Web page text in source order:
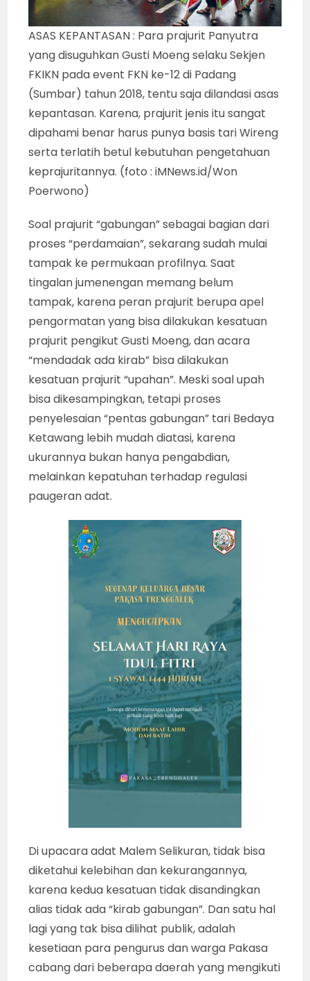
ASAS KEPANTASAN : Para prajurit Panyutra
yang disuguhkan Gusti Moeng selaku Sekjen
FKIKN pada event FKN ke-12 di Padang
(Sumbar) tahun 2018, tentu saja dilandasi asas
kepantasan. Karena, prajurit jenis itu sangat
dipahami benar harus punya basis tari Wireng
serta terlatih betul kebutuhan pengetahuan
keprajuritannya. (foto : iMNews.id/Won
Poerwono)
Soal prajurit “gabungan” sebagai bagian dari
proses “perdamaian”, sekarang sudah mulai
tampak ke permukaan profilnya. Saat
tingalan jumenengan memang belum
tampak, karena peran prajurit berupa apel
pengormatan yang bisa dilakukan kesatuan
prajurit pengikut Gusti Moeng, dan acara
“mendadak ada kirab” bisa dilakukan
kesatuan prajurit “upahan”. Meski soal upah
bisa dikesampingkan, tetapi proses
penyelesaian “pentas gabungan” tari Bedaya
Ketawang lebih mudah diatasi, karena
ukurannya bukan hanya pengabdian,
melainkan kepatuhan terhadap regulasi
paugeran adat.
Di upacara adat Malem Selikuran, tidak bisa
diketahui kelebihan dan kekurangannya,
karena kedua kesatuan tidak disandingkan
alias tidak ada “kirab gabungan”. Dan satu hal
lagi yang tak bisa dilihat publik, adalah
kesetiaan para pengurus dan warga Pakasa
cabang dari beberapa daerah yang mengikuti